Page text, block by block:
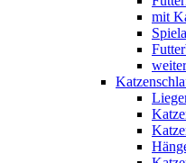
mit